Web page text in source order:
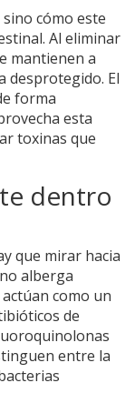
cómo este
Al eliminar
mantienen a
desprotegido. El
forma
esta
toxinas que
dentro
que mirar hacia
alberga
como un
de
entre la